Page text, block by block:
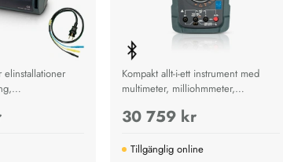
elinstallationer
Kompakt allt-i-ett instrument med
multimeter, milliohmmeter,
och datalogger – perfekt för
inom el, fordon, flyg och industri.
30 759 kr
Tillgänglig online